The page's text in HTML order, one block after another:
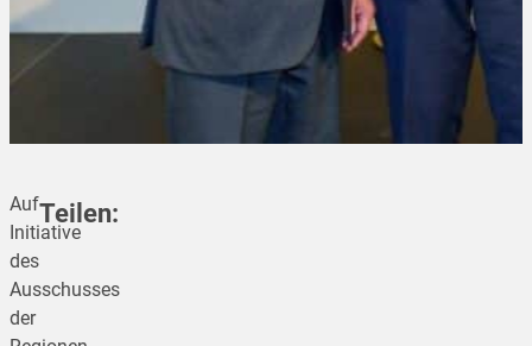
Auf
Initiative
des
Ausschusses
der
Teilen: